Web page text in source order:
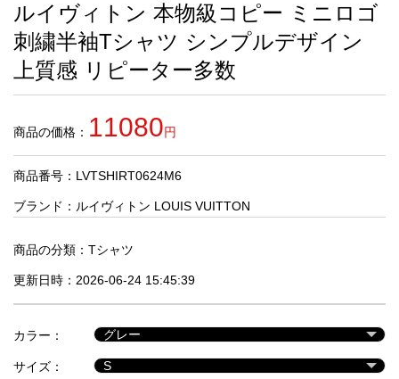
お
す
め
商
人
気
商
セ
ル
品
ルイヴィトン 本物級コピー ミニロゴ
刺繍半袖Tシャツ シンプルデザイン
上質感 リピーター多数
商品の価格： 11080円
商品番号：LVTSHIRT0624M6
ブランド： ルイヴィトン LOUIS VUITTON
商品の分類： Tシャツ
更新日時：2026-06-24 15:45:39
カラー：
サイズ：